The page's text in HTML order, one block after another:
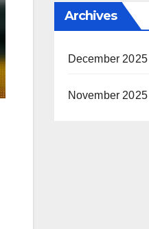
Archives
December 2025
November 2025